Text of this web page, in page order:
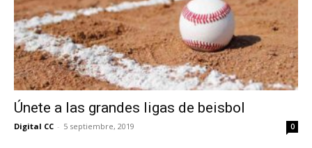
Únete a las grandes ligas de beisbol
Digital CC - 5 septiembre, 2019 0